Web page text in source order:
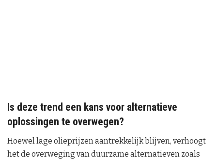
Is deze trend een kans voor alternatieve
oplossingen te overwegen?
Hoewel lage olieprijzen aantrekkelijk blijven, verhoogt
het de overweging van duurzame alternatieven zoals